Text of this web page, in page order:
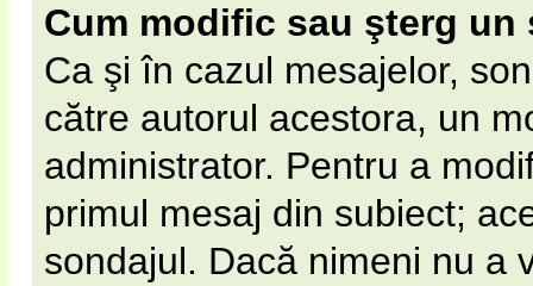
Cum modific sau şterg un
Ca şi în cazul mesajelor,
către autorul acestora, un
administrator. Pentru a
primul mesaj din subiect;
sondajul. Dacă nimeni nu a